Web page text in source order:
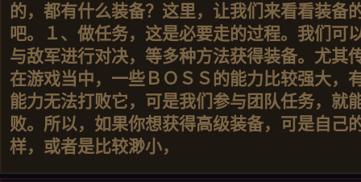
的，都有什么装备？这里，让我们来看看装备
吧。１、做任务，这是必要走的过程。我们可
与敌军进行对决，等多种方法获得装备。尤其
在游戏当中，一些ＢＯＳＳ的能力比较强大，
能力无法打败它，可是我们参与团队任务，就
败。所以，如果你想获得高级装备，可是自己
样，或者是比较渺小，